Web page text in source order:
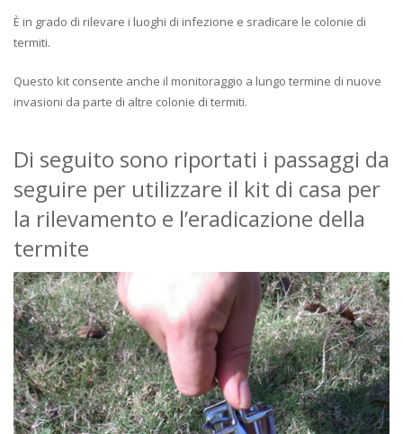
È in grado di rilevare i luoghi di infezione e sradicare le colonie di
termiti.
Questo kit consente anche il monitoraggio a lungo termine di nuove
invasioni da parte di altre colonie di termiti.
Di seguito sono riportati i passaggi da
seguire per utilizzare il kit di casa per
la rilevamento e l’eradicazione della
termite